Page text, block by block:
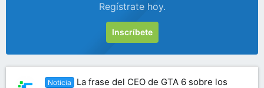
Regístrate hoy.
Inscríbete
Noticia
La frase del CEO de GTA 6 sobre los